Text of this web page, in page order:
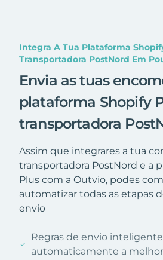
Integra A Tua Plataforma
Transportadora PostNord Em
Envia as tuas
plataforma Shopify
transportadora
Assim que integrares a tua
transportadora PostNord e a
Plus com a Outvio, podes
automatizar todas as etapas
envio
Regras de envio
automaticamente a